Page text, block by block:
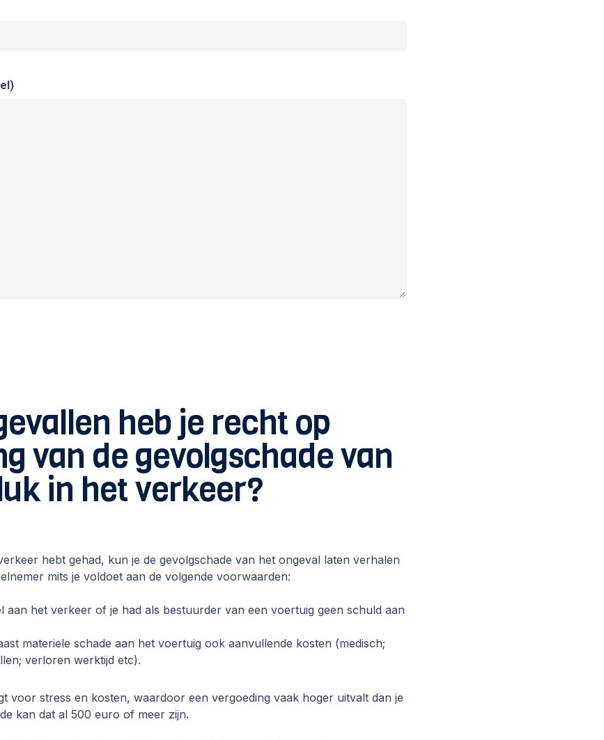
heb je recht op
van de gevolgschade van
in het verkeer?
hebt gehad, kun je de gevolgschade van het ongeval laten verhalen
mits je voldoet aan de volgende voorwaarden:
aan het verkeer of je had als bestuurder van een voertuig geen schuld aan
materiele schade aan het voertuig ook aanvullende kosten (medisch;
verloren werktijd etc).
voor stress en kosten, waardoor een vergoeding vaak hoger uitvalt dan je
kan dat al 500 euro of meer zijn.